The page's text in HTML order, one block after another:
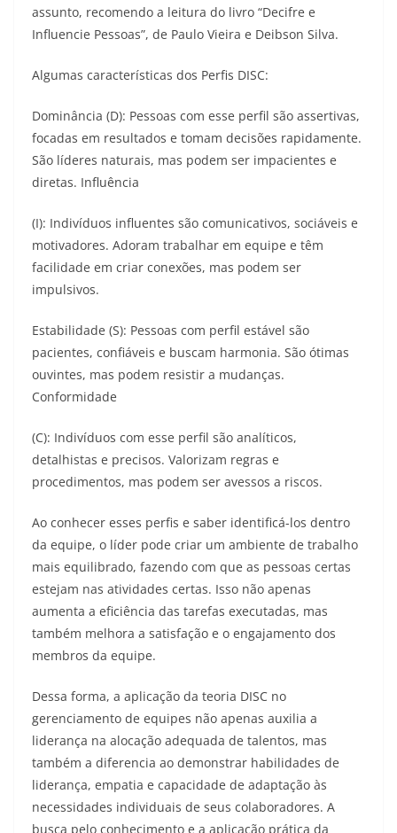
assunto, recomendo a leitura do livro “Decifre e
Influencie Pessoas”, de Paulo Vieira e Deibson Silva.
Algumas características dos Perfis DISC:
Dominância (D): Pessoas com esse perfil são assertivas,
focadas em resultados e tomam decisões rapidamente.
São líderes naturais, mas podem ser impacientes e
diretas. Influência
(I): Indivíduos influentes são comunicativos, sociáveis e
motivadores. Adoram trabalhar em equipe e têm
facilidade em criar conexões, mas podem ser
impulsivos.
Estabilidade (S): Pessoas com perfil estável são
pacientes, confiáveis e buscam harmonia. São ótimas
ouvintes, mas podem resistir a mudanças.
Conformidade
(C): Indivíduos com esse perfil são analíticos,
detalhistas e precisos. Valorizam regras e
procedimentos, mas podem ser avessos a riscos.
Ao conhecer esses perfis e saber identificá-los dentro
da equipe, o líder pode criar um ambiente de trabalho
mais equilibrado, fazendo com que as pessoas certas
estejam nas atividades certas. Isso não apenas
aumenta a eficiência das tarefas executadas, mas
também melhora a satisfação e o engajamento dos
membros da equipe.
Dessa forma, a aplicação da teoria DISC no
gerenciamento de equipes não apenas auxilia a
liderança na alocação adequada de talentos, mas
também a diferencia ao demonstrar habilidades de
liderança, empatia e capacidade de adaptação às
necessidades individuais de seus colaboradores. A
busca pelo conhecimento e a aplicação prática da